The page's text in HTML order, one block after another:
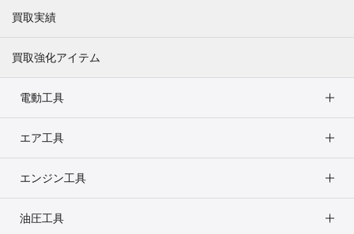
買取実績
買取強化アイテム
電動工具
エア工具
エンジン工具
油圧工具